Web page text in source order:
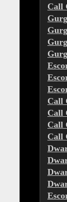
Call
Call
Call
Call
Call